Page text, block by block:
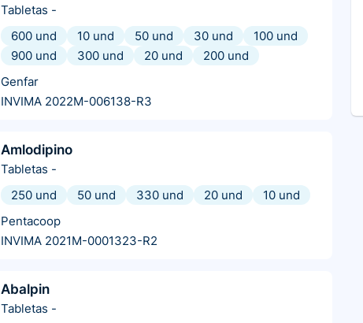
Tabletas -
600 und
10 und 50 und 30 und
100 und
900 und
300 und 20 und
200 und
Genfar
INVIMA 2022M-006138-R3
Amlodipino
Tabletas -
250 und
50 und 330 und 20 und
10 und
Pentacoop
INVIMA 2021M-0001323-R2
Abalpin
Tabletas -